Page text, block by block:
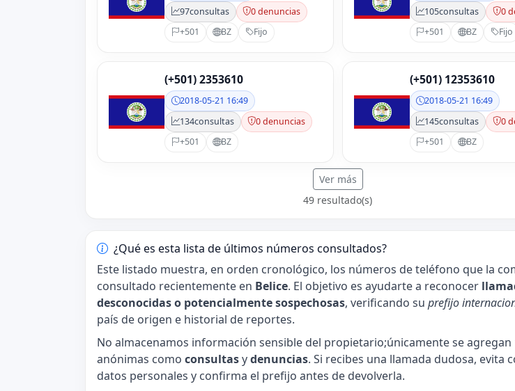
97consultas
0 denuncias
+501
BZ Fijo
105consultas
0
+501
BZ Fijo
(+501) 2353610
2018-05-21 16:49
134consultas
0 denuncias
+501
BZ
(+501) 12353610
2018-05-21 16:49
145consultas
0
+501
BZ
Ver más
49 resultado(s)
¿Qué es esta lista de últimos números consultados?
Este listado muestra, en orden cronológico, los números de teléfono que la
consultado recientemente en Belice. El objetivo es ayudarte a reconocer
desconocidas o potencialmente sospechosas, verificando su prefijo
país de origen e historial de reportes.
No almacenamos información sensible del propietario;únicamente se agregan
anónimas como consultasydenuncias. Si recibes una llamada dudosa, evita
datos personales y confirma el prefijo antes de devolverla.